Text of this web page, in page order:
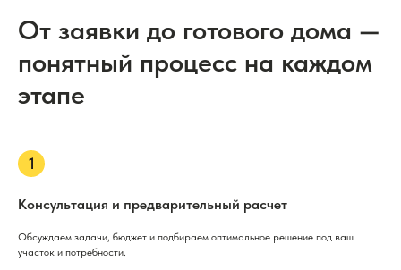
От заявки до готового дома —
понятный процесс на каждом
этапе
Консультация и предварительный расчет
Обсуждаем задачи, бюджет и подбираем оптимальное решение под ваш
участок и потребности.